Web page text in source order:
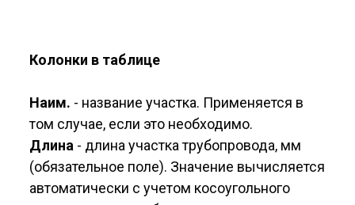
Колонки в таблице
Наим. - название участка. Применяется в
том случае, если это необходимо.
Длина - длина участка трубопровода, мм
(обязательное поле). Значение вычисляется
автоматически с учетом косоугольного